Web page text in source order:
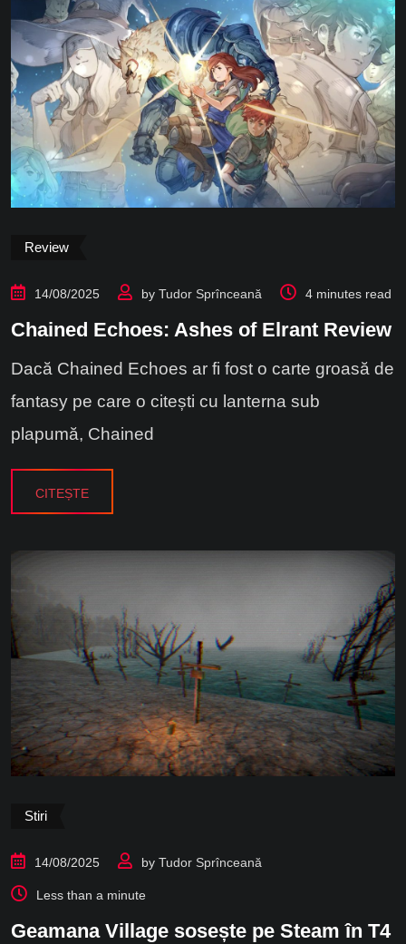
Review
14/08/2025 by Tudor Sprînceană 4 minutes read
Chained Echoes: Ashes of Elrant Review
Dacă Chained Echoes ar fi fost o carte groasă de
fantasy pe care o citești cu lanterna sub
plapumă, Chained
CITEȘTE
Stiri
14/08/2025 by Tudor Sprînceană
Less than a minute
Geamana Village sosește pe Steam în T4